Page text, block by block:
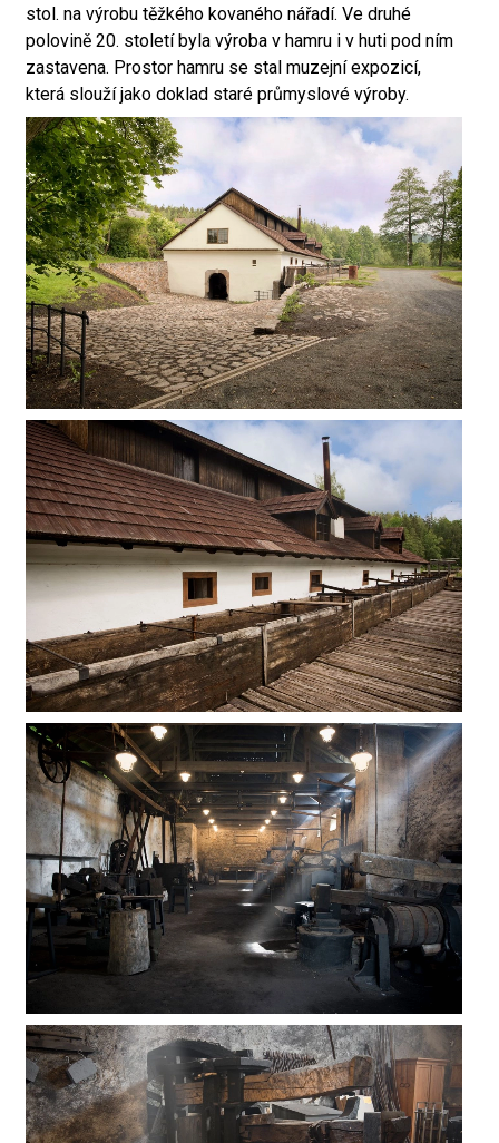
stol. na výrobu těžkého kovaného nářadí. Ve druhé
polovině 20. století byla výroba v hamru i v huti pod ním
zastavena. Prostor hamru se stal muzejní expozicí,
která slouží jako doklad staré průmyslové výroby.